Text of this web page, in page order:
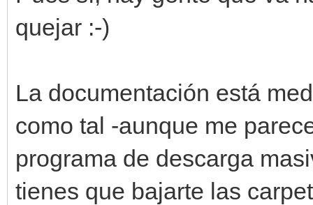
quejar :-)
La documentación está
como tal -aunque me
programa de descarga
tienes que bajarte las